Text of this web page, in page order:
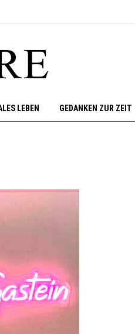
LEBEN GEDANKEN ZUR ZEIT